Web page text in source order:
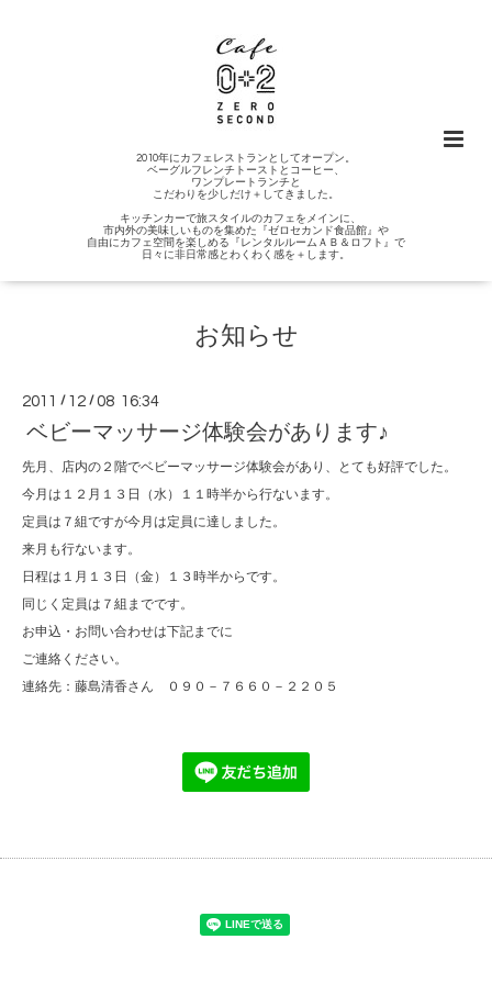
2010年にカフェレストランとしてオープン。
ベーグルフレンチトーストとコーヒー、
ワンプレートランチと
こだわりを少しだけ＋してきました。
キッチンカーで旅スタイルのカフェをメインに、
市内外の美味しいものを集めた『ゼロセカンド食品館』や
自由にカフェ空間を楽しめる『レンタルルームＡＢ＆ロフト』で
日々に非日常感とわくわく感を＋します。
お知らせ
2011 / 12 /08 16:34
ベビーマッサージ体験会があります♪
先月、店内の２階でベビーマッサージ体験会があり、とても好評でした。
今月は１２月１３日（水）１１時半から行ないます。
定員は７組ですが今月は定員に達しました。
来月も行ないます。
日程は１月１３日（金）１３時半からです。
同じく定員は７組までです。
お申込・お問い合わせは下記までに
ご連絡ください。
連絡先：藤島清香さん ０９０－７６６０－２２０５